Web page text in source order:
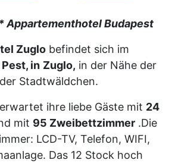
Appartementhotel Budapest
Zuglo befindet sich im
in Zuglo, in der Nähe der
Stadtwäldchen.
erwartet ihre liebe Gäste mit 24
mit 95 Zweibettzimmer .Die
LCD-TV, Telefon, WIFI,
Das 12 Stock hoch